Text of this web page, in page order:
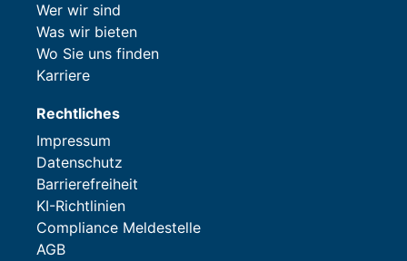
Wer wir sind
Was wir bieten
Wo Sie uns finden
Karriere
Rechtliches
Impressum
Datenschutz
Barrierefreiheit
KI-Richtlinien
Compliance Meldestelle
AGB